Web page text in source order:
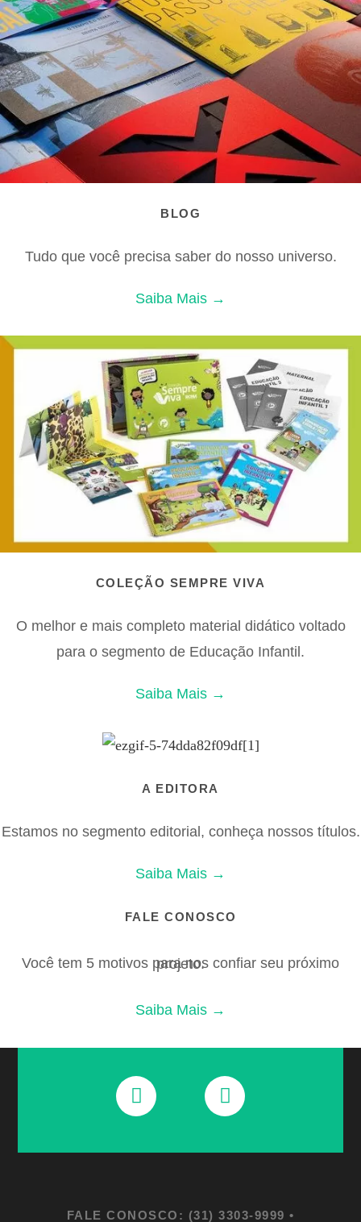
BLOG
Tudo que você precisa saber do nosso universo.
Saiba Mais →
COLEÇÃO SEMPRE VIVA
O melhor e mais completo material didático voltado
para o segmento de Educação Infantil.
Saiba Mais →
A EDITORA
Estamos no segmento editorial, conheça nossos títulos.
Saiba Mais →
FALE CONOSCO
Você tem 5 motivos para nos confiar seu próximo projeto.
Saiba Mais →
FALE CONOSCO: (31) 3303-9999 •